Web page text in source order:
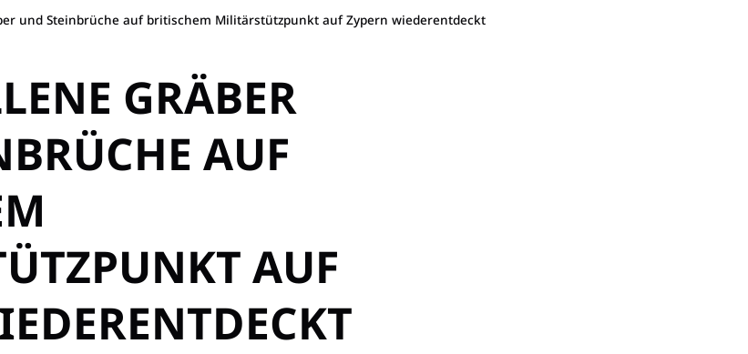
und Steinbrüche auf britischem Militärstützpunkt auf Zypern wiederentdeckt
GRÄBER
AUF
AUF